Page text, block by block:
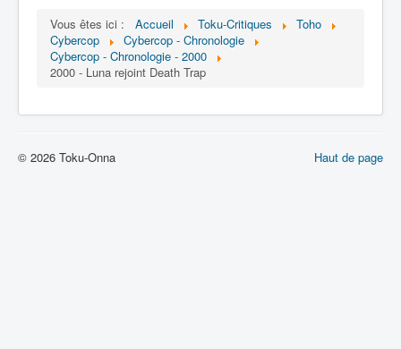
cerveau électronique Cybercop
Série
Objets
Vous êtes ici : Accueil Toku-Critiques
Toho
Cybercop
Cybercop - Chronologie
Cybercop - Chronologie - 2000
2000 - Luna rejoint Death Trap
Haut de page
© 2026 Toku-Onna